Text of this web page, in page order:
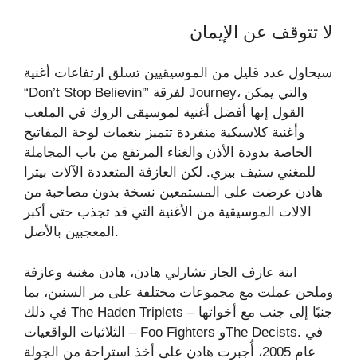
لا تتوقف عن الإيمان
سيحاول عدد قليل من الموسيقيين تسلق ارتفاعات أغنية
“Don’t Stop Believin'” لفرقة Journey، والتي يمكن
القول إنها أفضل أغنية لموسيقى الروك في الملعب
وأغنية كلاسيكية منفردة تتميز بنغمات لوحة المفاتيح
الخاصة بدودة الأذن والغناء المرتفع من باب المجاملة
للمغني ستيف بيري. لكن العازفة المتعددة الآلات بيترا
هادن عرضت على المستمعين نسخة بدون مصاحبة من
الالات الموسيقية من الأغنية التي قد تجذب حتى أكبر
المعجبين بالأصل.
ابنة عازف الجاز تشارلي هادن، هادن مغنية وعازفة
وملحن عملت مع مجموعات مختلفة على مر السنين، بما
في ذلك The Haden Triplets – جنبًا إلى جنب مع أخواتها
الثلاثيات الواقعيات – Foo Fighters وThe Decists. في
عام 2005، أُجبرت هادن على أخذ استراحة من الجولة